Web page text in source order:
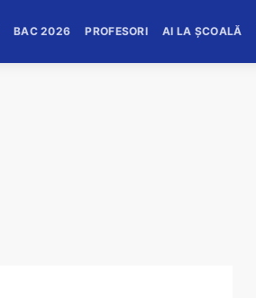
BAC 2026 PROFESORI AI LA ȘCOALĂ